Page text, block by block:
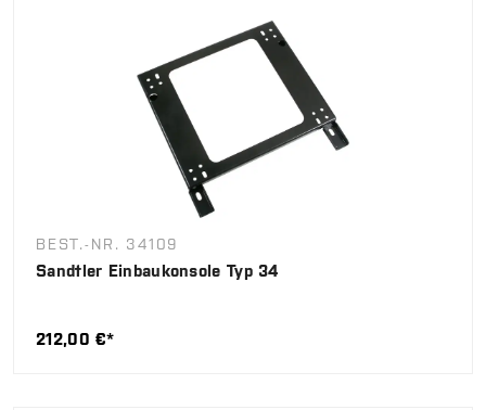
BEST.-NR. 34109
Sandtler Einbaukonsole Typ 34
212,00 €*